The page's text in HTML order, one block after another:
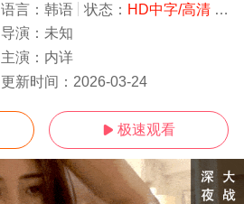
语言： 韩语 状态： HD中字/高清- 免费在线观看
导演： 未知
主演： 内详
更新时间： 2026-03-24
 极速观看